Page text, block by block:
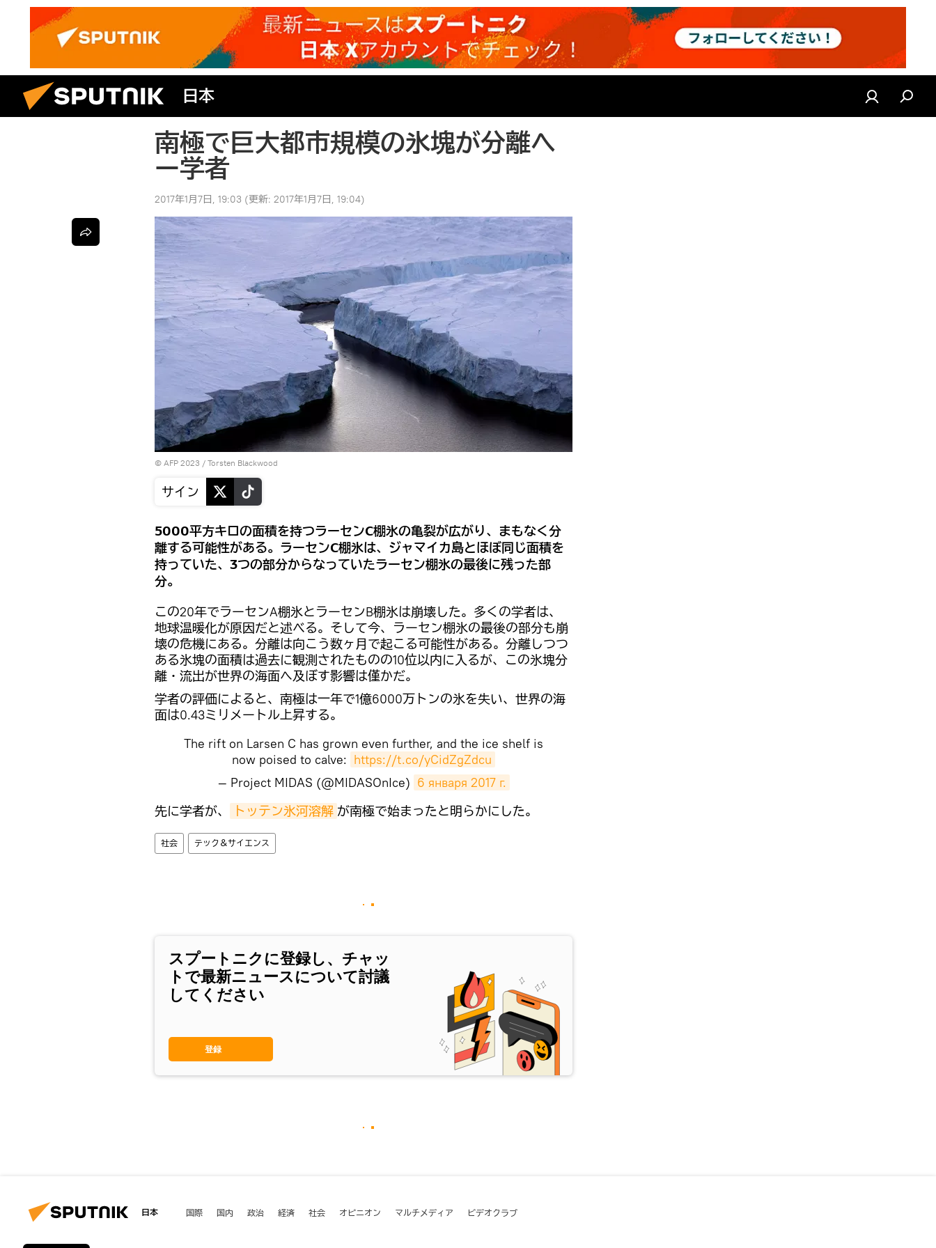
日本
南極で巨大都市規模の氷塊が分離へ
ー学者
2017年1月7日, 19:03 (更新: 2017年1月7日, 19:04)
© AFP 2023 / Torsten Blackwood
サイン
5000平方キロの面積を持つラーセンC棚氷の亀裂が広がり、まもなく分
離する可能性がある。ラーセンC棚氷は、ジャマイカ島とほぼ同じ面積を
持っていた、3つの部分からなっていたラーセン棚氷の最後に残った部
分。
この20年でラーセンA棚氷とラーセンB棚氷は崩壊した。多くの学者は、
地球温暖化が原因だと述べる。そして今、ラーセン棚氷の最後の部分も崩
壊の危機にある。分離は向こう数ヶ月で起こる可能性がある。分離しつつ
ある氷塊の面積は過去に観測されたものの10位以内に入るが、この氷塊分
離・流出が世界の海面へ及ぼす影響は僅かだ。
学者の評価によると、南極は一年で1億6000万トンの氷を失い、世界の海
面は0.43ミリメートル上昇する。
The rift on Larsen C has grown even further, and the ice shelf is
now poised to calve: https://t.co/yCidZgZdcu
— Project MIDAS (@MIDASOnIce) 6 января 2017 г.
先に学者が、
トッテン氷河溶解 が南極で始まったと明らかにした。
社会 テック＆サイエンス
スプートニクに登録し、チャッ
トで最新ニュースについて討議
してください
登録
日本 国際 国内 政治 経済 社会 オピニオン マルチメディア ビデオクラブ